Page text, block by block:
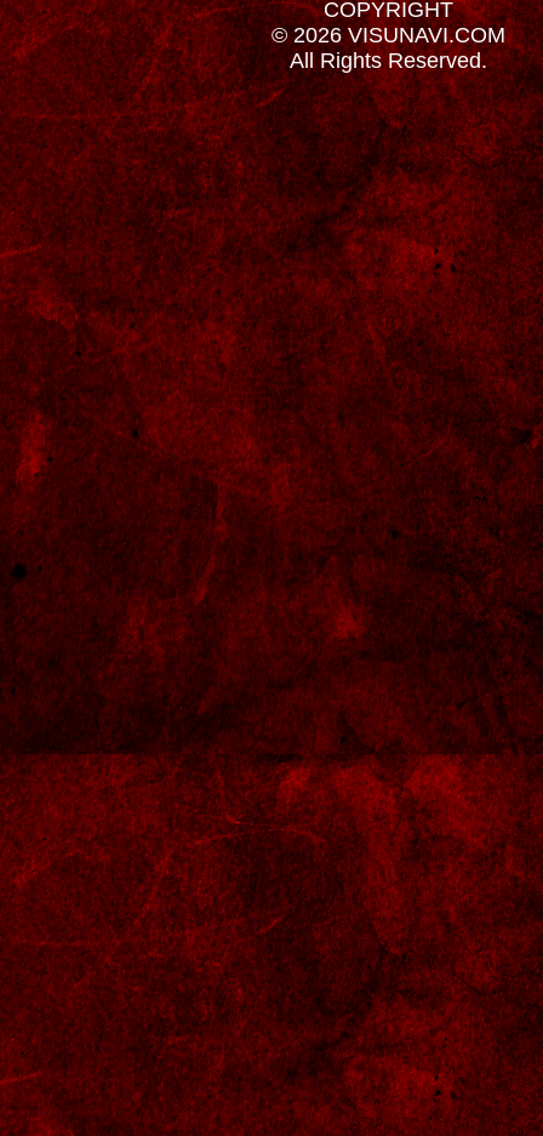
COPYRIGHT
© 2026 VISUNAVI.COM
All Rights Reserved.